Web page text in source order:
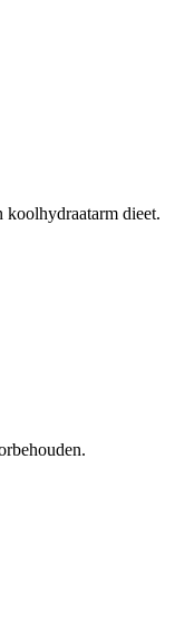
koolhydraatarm dieet.